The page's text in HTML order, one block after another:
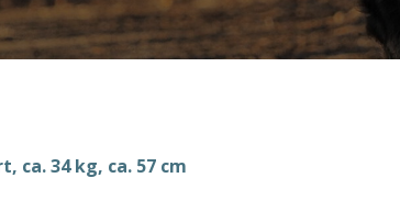
ca. 34 kg, ca. 57 cm